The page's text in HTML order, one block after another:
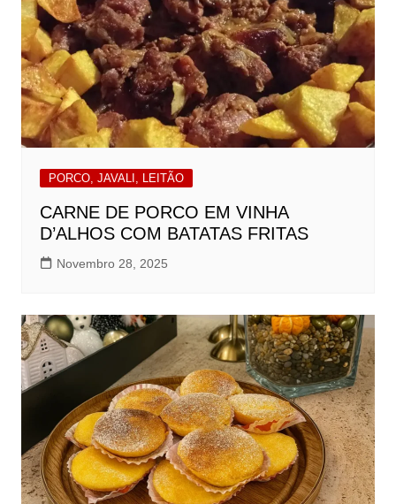
PORCO, JAVALI, LEITÃO
CARNE DE PORCO EM VINHA
D’ALHOS COM BATATAS FRITAS
Novembro 28, 2025